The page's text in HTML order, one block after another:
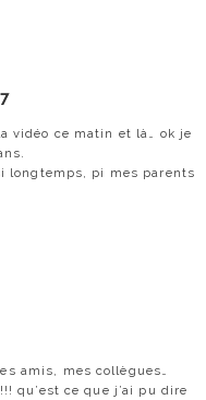
vidéo ce matin et là… ok je
longtemps, pi mes parents
amis, mes collègues…
qu’est ce que j’ai pu dire